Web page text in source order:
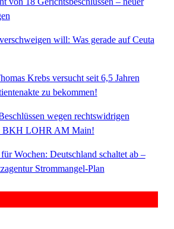
will: Was gerade auf Ceuta
Krebs versucht seit 6,5 Jahren
zu bekommen!
wegen rechtswidrigen
BKH LOHR AM Main!
Wochen: Deutschland schaltet ab –
Strommangel-Plan